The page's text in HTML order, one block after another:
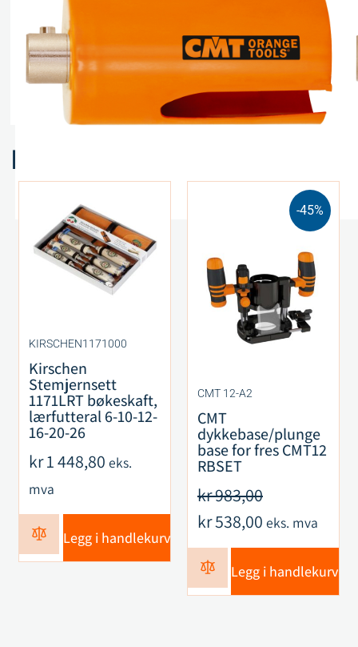
Beskrivelse
Spesifikasjoner
Relaterte produkter
KIRSCHEN1171000
Kirschen
Stemjernsett
1171LRT bøkeskaft,
lærfutteral 6-10-12-
16-20-26
kr1 448,80 eks.
mva
Legg i handlekurv
-45%
CMT 12-A2
CMT
dykkebase/plunge
base for fres CMT12
RBSET
kr983,00
kr538,00 eks. mva
Legg i handlekurv